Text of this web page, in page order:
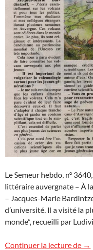
Le Semeur hebdo, n°
littéraire auvergnate – À
– Jacques-Marie
d’université. Il a visité la
monde”, recueilli par
Continuer la lecture de →